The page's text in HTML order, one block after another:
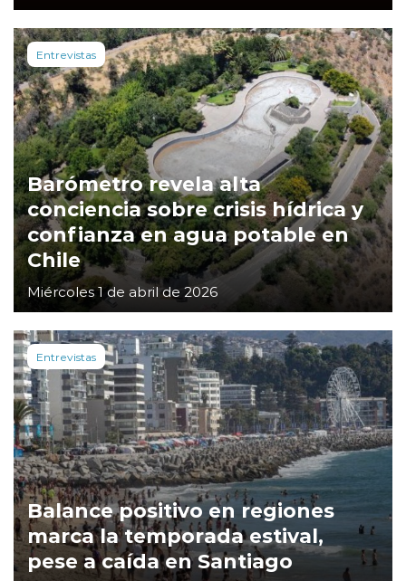
Entrevistas
Barómetro revela alta
conciencia sobre crisis hídrica y
confianza en agua potable en
Chile
Miércoles 1 de abril de 2026
Entrevistas
Balance positivo en regiones
marca la temporada estival,
pese a caída en Santiago